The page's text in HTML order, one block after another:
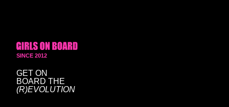
SINCE 2012
GET ON
BOARD THE
(R)EVOLUTION